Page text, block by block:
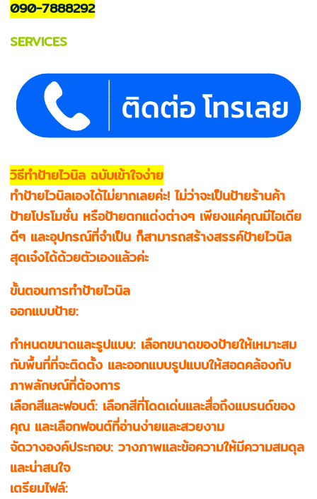
090-7888292
SERVICES
วิธีทำป้ายไวนิล ฉบับเข้าใจง่าย
ทำป้ายไวนิลเองได้ไม่ยากเลยค่ะ! ไม่ว่าจะเป็นป้ายร้านค้า
ป้ายโปรโมชั่น หรือป้ายตกแต่งต่างๆ เพียงแค่คุณมีไอเดีย
ดีๆ และอุปกรณ์ที่จำเป็น ก็สามารถสร้างสรรค์ป้ายไวนิล
สุดเจ๋งได้ด้วยตัวเองแล้วค่ะ
ขั้นตอนการทำป้ายไวนิล
ออกแบบป้าย:
กำหนดขนาดและรูปแบบ: เลือกขนาดของป้ายให้เหมาะสม
กับพื้นที่ที่จะติดตั้ง และออกแบบรูปแบบให้สอดคล้องกับ
ภาพลักษณ์ที่ต้องการ
เลือกสีและฟอนต์: เลือกสีที่โดดเด่นและสื่อถึงแบรนด์ของ
คุณ และเลือกฟอนต์ที่อ่านง่ายและสวยงาม
จัดวางองค์ประกอบ: วางภาพและข้อความให้มีความสมดุล
และน่าสนใจ
เตรียมไฟล์: